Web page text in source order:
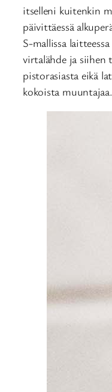
itselleni kuitenkin
päivittäessä
S-mallissa
virtalähde ja siihen
pistorasiasta eikä
kokoista muuntajaa.